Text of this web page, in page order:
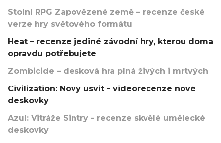
Stolní RPG Zapovězené země – recenze české
verze hry světového formátu
Heat – recenze jediné závodní hry, kterou doma
opravdu potřebujete
Zombicide – desková hra plná živých i mrtvých
Civilization: Nový úsvit – videorecenze nové
deskovky
Azul: Vitráže Sintry - recenze skvělé umělecké
deskovky